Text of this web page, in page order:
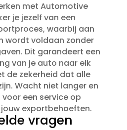
met Automotive
je jezelf van een
waarbij aan
wordt voldaan zonder
Dit garandeert een
van je auto naar elk
de zekerheid dat alle
Wacht niet langer en
een service op
exportbehoeften.​
vragen